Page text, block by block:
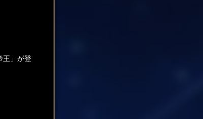
王」が登